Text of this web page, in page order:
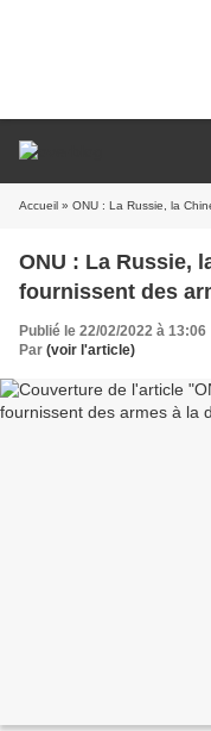
Accueil » ONU : La Russie, la
ONU : La Russie,
fournissent des
Publié le 22/02/2022 à 13:06
Par (voir l'article)